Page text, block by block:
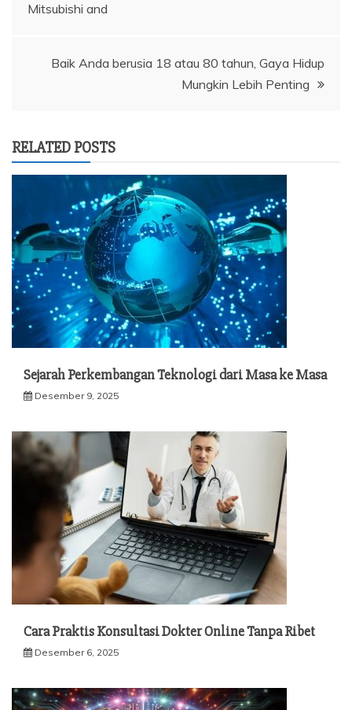
Mitsubishi and
Baik Anda berusia 18 atau 80 tahun, Gaya Hidup
Mungkin Lebih Penting
RELATED POSTS
Sejarah Perkembangan Teknologi dari Masa ke Masa
Desember 9, 2025
Cara Praktis Konsultasi Dokter Online Tanpa Ribet
Desember 6, 2025